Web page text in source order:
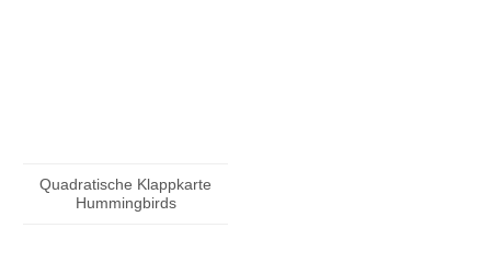
Quadratische Klappkarte
Hummingbirds